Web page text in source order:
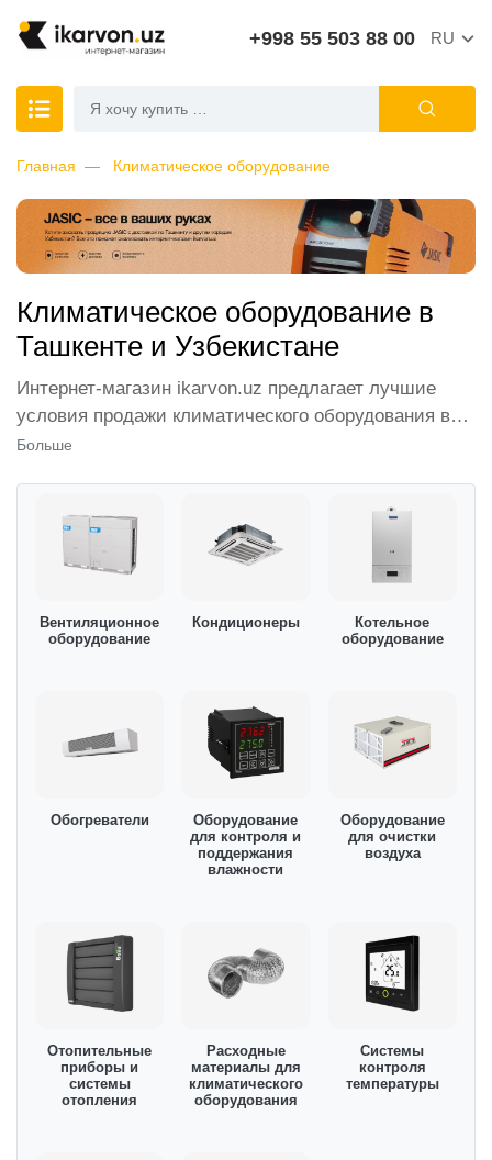
+998 55 503 88 00 RU
Главная Климатическое оборудование
Климатическое оборудование в
Ташкенте и Узбекистане
Интернет-магазин ikarvon.uz предлагает лучшие
условия продажи климатического оборудования в
Ташкенте и других городах Узбекистана. В каталоге
востребованные на рынке виды этой продукции от
известных производителей. У нас можно выбрать
подходящий способ оплаты и приобрести системы
Узбекистана. На сайте часто проводятся акции,
Ташкента цены на климатическое оборудование. К
преимуществам интернет-магазина также относятся
услуги опытных консультантов.
Больше
Вентиляционное
оборудование
Кондиционеры
Котельное
оборудование
Обогреватели
Оборудование
для контроля и
поддержания
влажности
Оборудование
для очистки
воздуха
Отопительные
приборы и
системы
отопления
Расходные
материалы для
климатического
оборудования
Системы
контроля
температуры